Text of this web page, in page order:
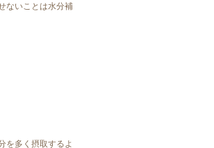
ないことは水分補
を多く摂取するよ